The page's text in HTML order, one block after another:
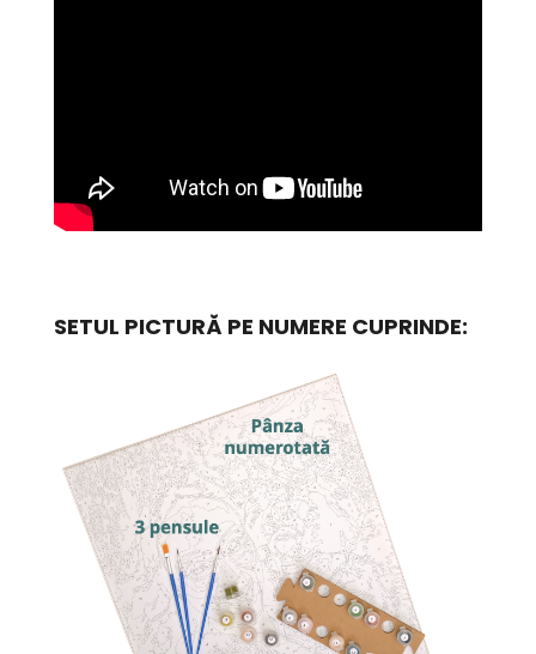
SETUL PICTURĂ PE NUMERE CUPRINDE: